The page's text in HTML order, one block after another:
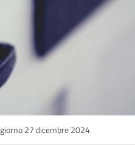
27 dicembre 2024